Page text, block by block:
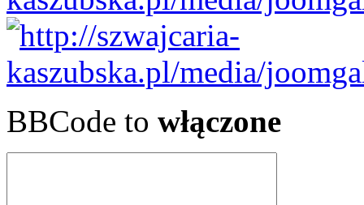
BBCode to włączone